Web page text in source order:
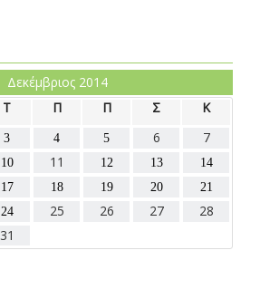
Δεκέμβριος 2014
Τ Π Π Σ Κ
3 4 5 6 7
10 11 12 13
14
17 18 19 20
21
24 25 26 27
28
31